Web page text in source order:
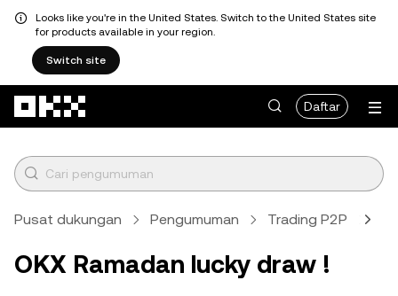
Looks like you're in the United States. Switch to the United States site
for products available in your region.
Switch site
Daftar
Pusat dukungan Pengumuman Trading P2P
OKX Ramadan lucky draw !